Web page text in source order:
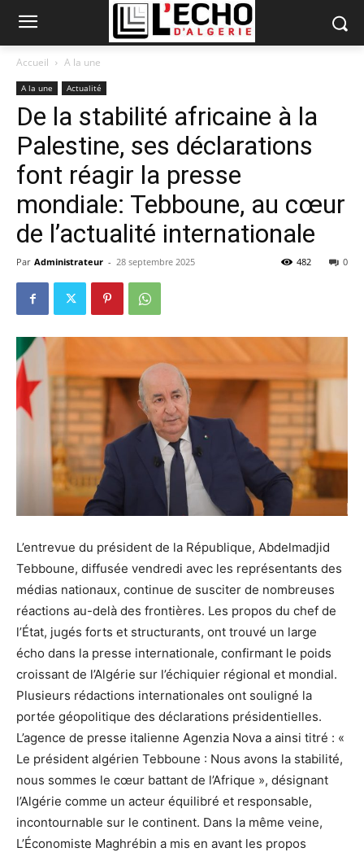
Accueil A la une
A la une Actualité
De la stabilité africaine à la
Palestine, ses déclarations
font réagir la presse
mondiale: Tebboune, au cœur
de l’actualité internationale
Par Administrateur - 28 septembre 2025 0
482
L’entrevue du président de la République, Abdelmadjid
Tebboune, diffusée vendredi avec les représentants des
médias nationaux, continue de susciter de nombreuses
réactions au-delà des frontières. Les propos du chef de
l’État, jugés forts et structurants, ont trouvé un large
écho dans la presse internationale, confirmant le poids
croissant de l’Algérie sur l’échiquier régional et mondial.
Plusieurs rédactions internationales ont souligné la
portée géopolitique des déclarations présidentielles.
L’agence de presse italienne Agenzia Nova a ainsi titré : «
Le président algérien Tebboune : Nous avons la stabilité,
nous sommes le cœur battant de l’Afrique », désignant
l’Algérie comme un acteur équilibré et responsable,
incontournable sur le continent. Dans la même veine,
L’Économiste Maghrébin a mis en avant les propos